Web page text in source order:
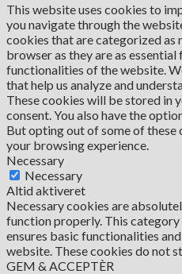
This website uses cookies to
you navigate through the
cookies that are categorized as
browser as they are as
functionalities of the website.
that help us analyze and
These cookies will be stored in
consent. You also have the
But opting out of some of these
your browsing experience.
Necessary
Necessary
Altid aktiveret
Necessary cookies are
function properly. This
ensures basic functionalities
website. These cookies do not
GEM & ACCEPTÈR